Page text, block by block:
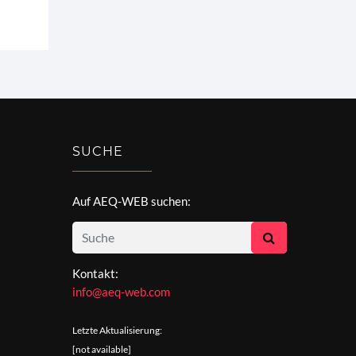
SUCHE
Auf AEQ-WEB suchen:
Kontakt:
info@aeq-web.com
Letzte Aktualisierung:
[not available]